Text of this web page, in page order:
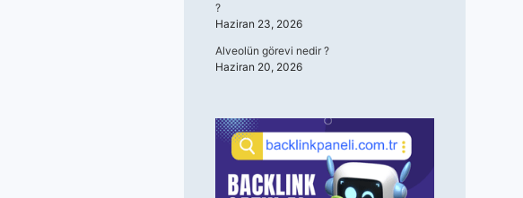
?
Haziran 23, 2026
Alveolün görevi nedir ?
Haziran 20, 2026